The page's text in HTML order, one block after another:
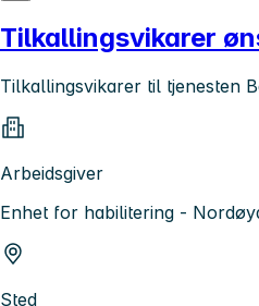
Tilkallingsvikarer
Tilkallingsvikarer til tjenesten
Arbeidsgiver
Enhet for habilitering -
Sted